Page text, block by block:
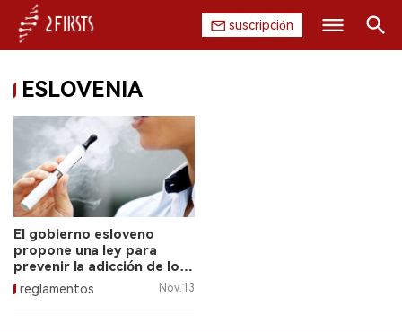
suscripción
INICIO
EMPRESA
PRODUCTO
REGULACIÓN
CHINA
ESLOVENIA
El gobierno esloveno
propone una ley para
prevenir la adicción de los
jóvenes al tabaco.
reglamentos Nov.13